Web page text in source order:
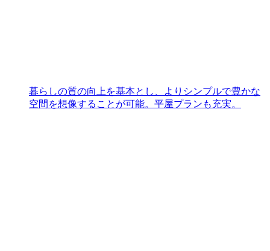
暮らしの質の向上を基本とし、よりシンプルで豊かな
空間を想像することが可能。平屋プランも充実。